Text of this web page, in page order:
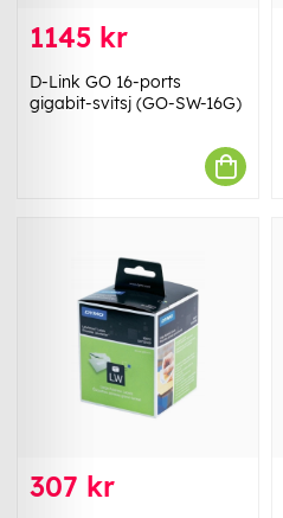
1145 kr
D-Link GO 16-ports
gigabit-svitsj (GO-SW-16G)
307 kr